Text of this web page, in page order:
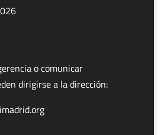
o comunicar
dirigirse a la dirección: